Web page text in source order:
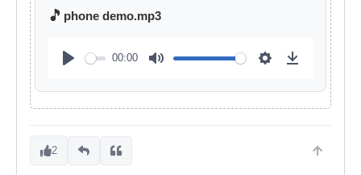
🎵 phone demo.mp3
00:00
2